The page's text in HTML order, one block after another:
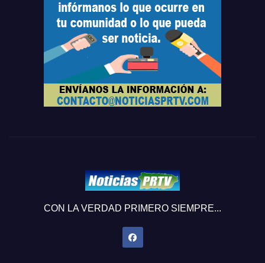
CON LA VERDAD PRIMERO SIEMPRE...